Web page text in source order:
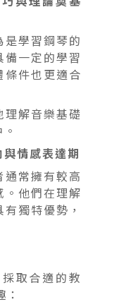
是學習鋼琴的
備一定的學習
條件也更適合
理解音樂基礎
情感表達期
通常擁有較高
。他們在理解
獨特優勢，
取合適的教